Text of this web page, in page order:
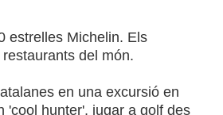
estrelles Michelin. Els
del món.
en una excursió en
'cool hunter', jugar a golf des